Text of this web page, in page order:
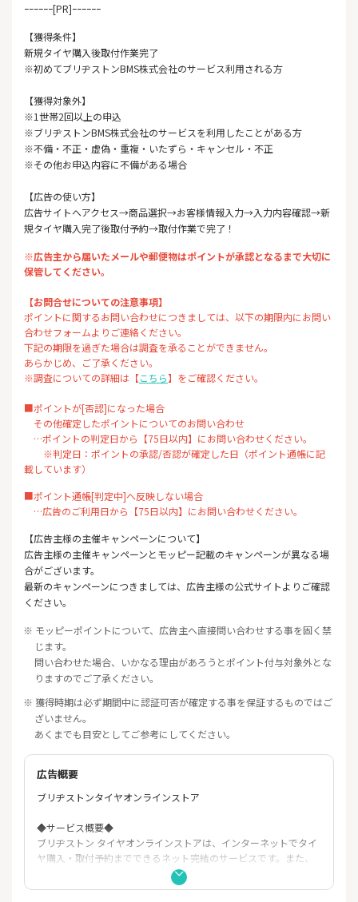
ｰｰｰｰｰｰ[PR]ｰｰｰｰｰｰ
【獲得条件】
新規タイヤ購入後取付作業完了
※初めてブリヂストンBMS株式会社のサービス利用される方
【獲得対象外】
※1世帯2回以上の申込
※ブリヂストンBMS株式会社のサービスを利用したことがある方
※不備・不正・虚偽・重複・いたずら・キャンセル・不正
※その他お申込内容に不備がある場合
【広告の使い方】
広告サイトへアクセス→商品選択→お客様情報入力→入力内容確認→新
規タイヤ購入完了後取付予約→取付作業で完了！
※広告主から届いたメールや郵便物はポイントが承認となるまで大切に
保管してください。
【お問合せについての注意事項】
ポイントに関するお問い合わせにつきましては、以下の期限内にお問い
合わせフォームよりご連絡ください。
下記の期限を過ぎた場合は調査を承ることができません。
あらかじめ、ご了承ください。
※調査についての詳細は【こちら】をご確認ください。
■ポイントが[否認]になった場合
その他確定したポイントについてのお問い合わせ
…ポイントの判定日から【75日以内】にお問い合わせください。
※判定日：ポイントの承認/否認が確定した日（ポイント通帳に記
載しています）
■ポイント通帳[判定中]へ反映しない場合
…広告のご利用日から【75日以内】にお問い合わせください。
【広告主様の主催キャンペーンについて】
広告主様の主催キャンペーンとモッピー記載のキャンペーンが異なる場
合がございます。
最新のキャンペーンにつきましては、広告主様の公式サイトよりご確認
ください。
※ モッピーポイントについて、広告主へ直接問い合わせする事を固く禁
じます。
問い合わせた場合、いかなる理由があろうとポイント付与対象外とな
りますのでご了承ください。
※ 獲得時期は必ず期間中に認証可否が確定する事を保証するものではご
ざいません。
あくまでも目安としてご参考にしてください。
広告概要
ブリヂストンタイヤオンラインストア
◆サービス概要◆
ブリヂストン タイヤオンラインストアは、インターネットでタイ
ヤ購入・取付予約までできるネット完結のサービスです。また、
mobox（モボックス）では新品タイヤ＋メンテナンス＋パンク補
償を、月額定額払いでご利用可能です。自分にあった買い方をお